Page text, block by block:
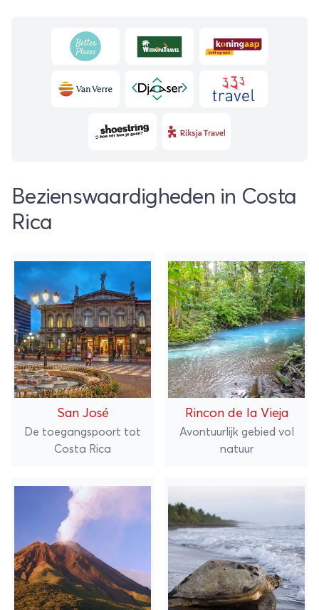
Bezienswaardigheden in Costa
Rica
San José
De toegangspoort tot
Costa Rica
Rincon de la Vieja
Avontuurlijk gebied vol
natuur